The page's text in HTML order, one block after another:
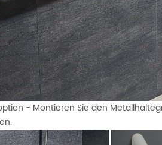
- Montieren Sie den